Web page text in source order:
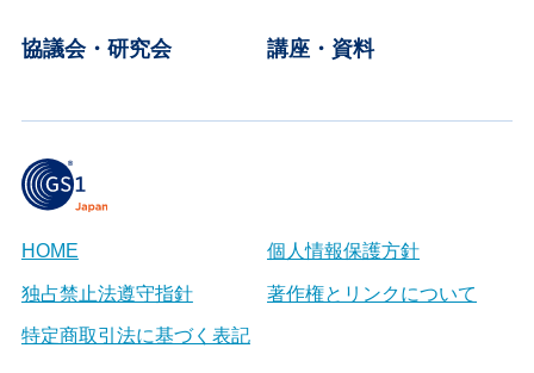
協議会・研究会 講座・資料
HOME 個人情報保護方針
独占禁止法遵守指針 著作権とリンクについて
特定商取引法に基づく表記